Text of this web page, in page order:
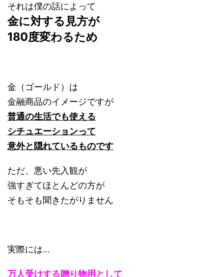
それは僕の話によって
金に対する見方が
180度変わるため
金（ゴールド）は
金融商品のイメージですが
普通の生活でも使える
シチュエーションって
意外と隠れているものです
ただ、悪い先入観が
強すぎてほとんどの方が
そもそも聞きたがりません
実際には…
万人受けする贈り物用として